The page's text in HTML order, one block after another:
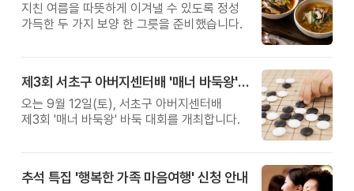
지친 여름을 따뜻하게 이겨낼 수 있도록 정성
가득한 두 가지 보양 한 그릇을 준비했습니다.
제3회 서초구 아버지센터배 '매너 바둑왕' 대회
오는 9월 12일(토), 서초구 아버지센터배
제3회 '매너 바둑왕' 바둑 대회를 개최합니다.
추석 특집 '행복한 가족 마음여행' 신청 안내